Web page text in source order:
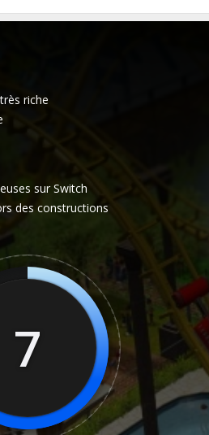
riche
sur Switch
des constructions
7